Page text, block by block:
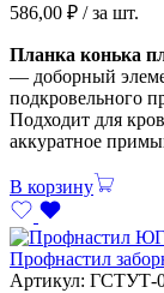
586,00 ₽ / за шт.
Планка конька
— доборный
подкровельного
Подходит для
аккуратное
В корзину
Профнастил
Артикул: ГСТУТ-